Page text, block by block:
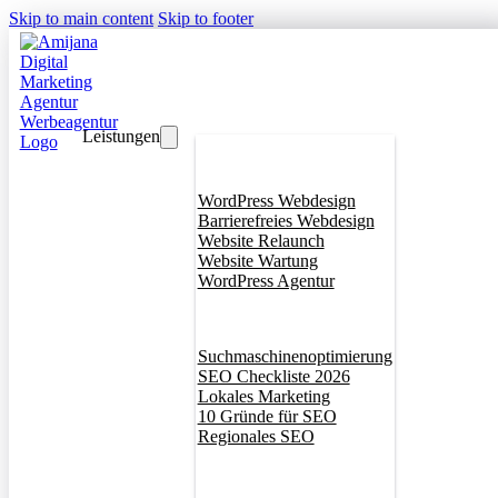
Skip to main content Skip to footer
Leistungen
WordPress Webdesign
Barrierefreies Webdesign
Website Relaunch
Website Wartung
WordPress Agentur
Suchmaschinenoptimierung
SEO Checkliste 2026
Lokales Marketing
10 Gründe für SEO
Regionales SEO